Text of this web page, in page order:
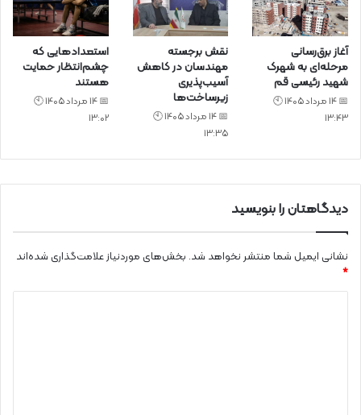
آغاز برق‌رسانی
مرحله‌ای به شهرک
شهید رئیسی قم
📅 14 مرداد 1405 🕙
13:43
نقش برجسته
مهندسان در کاهش
آسیب‌پذیری
زیرساخت‌ها
📅 14 مرداد 1405 🕙
13:35
استعدادهایی که
چشم‌انتظار حمایت
هستند
📅 14 مرداد 1405 🕙
13:02
دیدگاهتان را بنویسید
نشانی ایمیل شما منتشر نخواهد شد. بخش‌های موردنیاز علامت‌گذاری شده‌اند
*